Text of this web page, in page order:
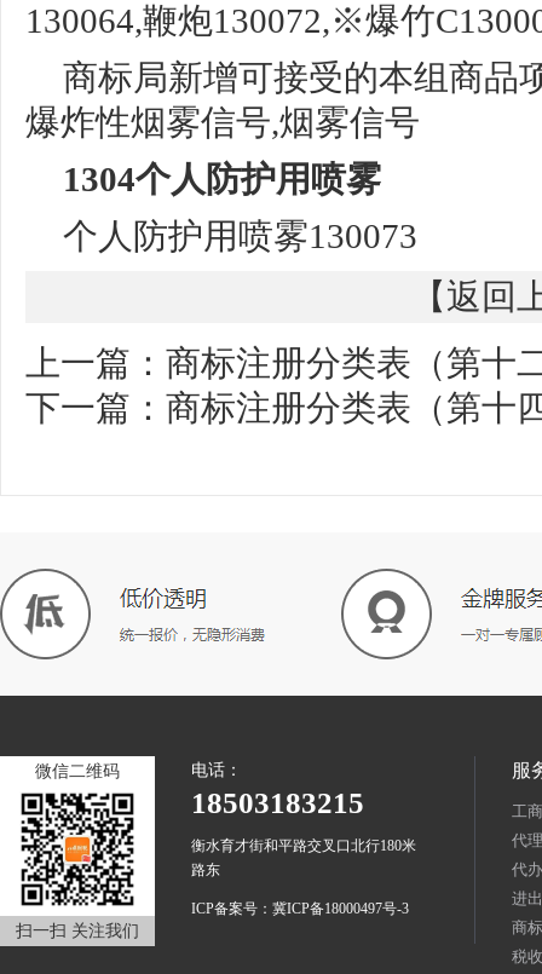
130064,鞭炮130072,※爆竹
商标局新增可接受的本组商品
爆炸性烟雾信号,烟雾信号
1304个人防护用喷雾
个人防护用喷雾130073
【返回
上一篇： 商标注册分类表（第十
下一篇： 商标注册分类表（第十
微信二维码
扫一扫 关注我们
电话：
18503183215
衡水育才街和平路交叉口北行180米
路东
ICP备案号：冀ICP备18000497号-3
服
工
代
代
进
商
税